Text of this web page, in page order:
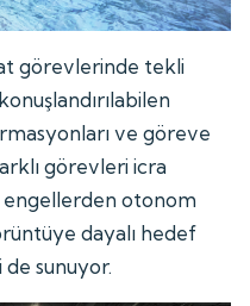
görevlerinde tekli
ve göreve
görevleri icra
otonom
dayalı hedef
sunuyor.